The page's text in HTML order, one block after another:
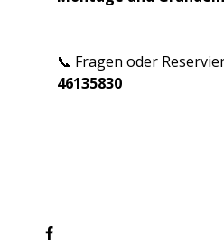
📞 Fragen oder
46135830